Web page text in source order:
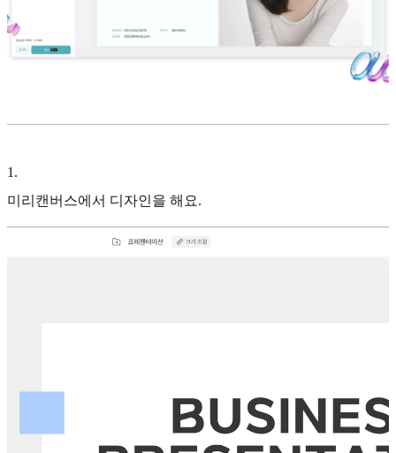
1 .
미리캔버스에서 디자인을 해요.